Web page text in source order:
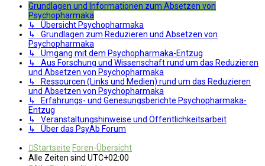
Grundlagen und Informationen zum Absetzen von
Psychopharmaka
↳ Übersicht Psychopharmaka
↳ Grundlagen zum Reduzieren und Absetzen von
Psychopharmaka
↳ Umgang mit dem Psychopharmaka-Entzug
↳ Aus Forschung und Wissenschaft rund um das Reduzieren
und Absetzen von Psychopharmaka
↳ Ressourcen (Links und Medien) rund um das Reduzieren
und Absetzen von Psychopharmaka
↳ Erfahrungs- und Genesungsberichte Psychopharmaka-
Entzug
↳ Veranstaltungshinweise und Öffentlichkeitsarbeit
↳ Über das PsyAb Forum
Startseite Foren-Übersicht
Alle Zeiten sind UTC+02:00